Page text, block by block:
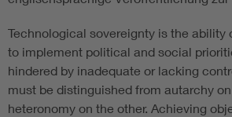
Technological sovereignty is the ability
to implement political and social
hindered by inadequate or lacking
must be distinguished from autarchy
heteronomy on the other. Achieving